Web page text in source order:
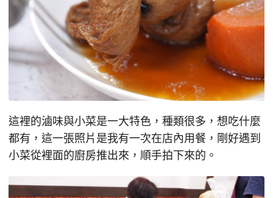
這裡的滷味與小菜是一大特色，種類很多，想吃什麼
都有，這一張照片是我有一次在店內用餐，剛好遇到
小菜從裡面的廚房推出來，順手拍下來的。